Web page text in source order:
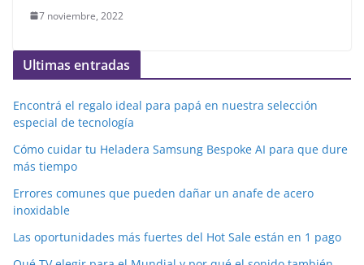
7 noviembre, 2022
Ultimas entradas
Encontrá el regalo ideal para papá en nuestra selección
especial de tecnología
Cómo cuidar tu Heladera Samsung Bespoke AI para que dure
más tiempo
Errores comunes que pueden dañar un anafe de acero
inoxidable
Las oportunidades más fuertes del Hot Sale están en 1 pago